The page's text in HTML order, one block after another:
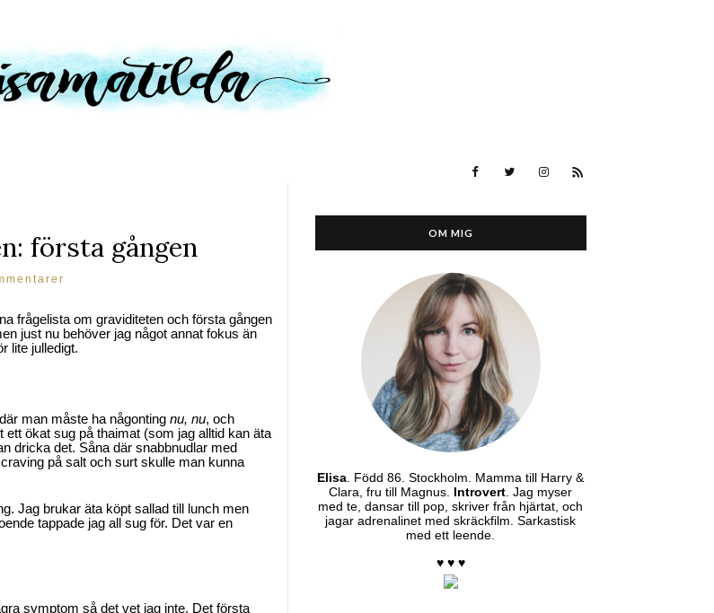
första gången
frågelista om graviditeten och första gången
just nu behöver jag något annat fokus än
lite julledigt.
man måste ha någonting nu, nu, och
ökat sug på thaimat (som jag alltid kan äta
dricka det. Såna där snabbnudlar med
på salt och surt skulle man kunna
Jag brukar äta köpt sallad till lunch men
tappade jag all sug för. Det var en
symptom så det vet jag inte. Det första
OM MIG
Elisa. Född 86. Stockholm. Mamma till Harry &
Clara, fru till Magnus. Introvert. Jag myser
med te, dansar till pop, skriver från hjärtat, och
jagar adrenalinet med skräckfilm. Sarkastisk
med ett leende.
♥ ♥ ♥